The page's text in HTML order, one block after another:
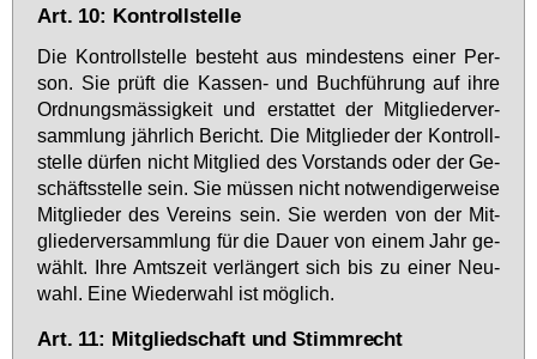
Art. 10: Kontrollstelle
Die Kon­troll­stel­le be­steht aus min­des­tens ei­ner Per­
son. Sie prüft die Kas­sen- und Buch­füh­rung auf ih­re
Ord­nungs­mäs­sig­keit und er­stat­tet der Mit­glie­der­ver­
samm­lung jähr­lich Be­richt. Die Mit­glie­der der Kon­troll­
stel­le dür­fen nicht Mit­glied des Vor­stands oder der Ge­
schäfts­stel­le sein. Sie müs­sen nicht not­wen­di­ger­wei­se
Mit­glie­der des Ver­eins sein. Sie wer­den von der Mit­
glie­der­ver­samm­lung für die Dau­er von ei­nem Jahr ge­
wählt. Ih­re Amts­zeit ver­län­gert sich bis zu ei­ner Neu­
wahl. Ei­ne Wie­der­wahl ist mög­lich.
Art. 11: Mitgliedschaft und Stimmrecht